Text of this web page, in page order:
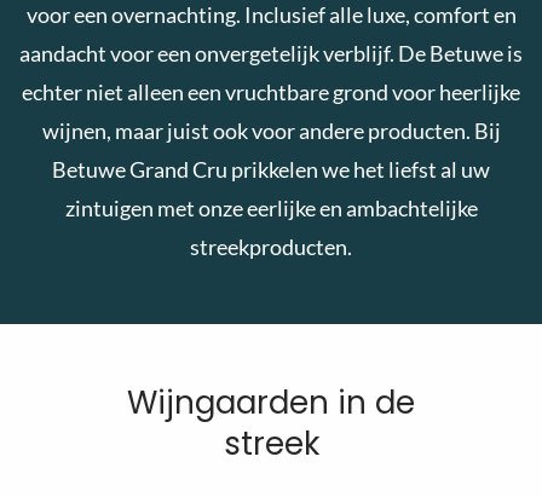
voor een overnachting. Inclusief alle luxe, comfort en
aandacht voor een onvergetelijk verblijf. De Betuwe is
echter niet alleen een vruchtbare grond voor heerlijke
wijnen, maar juist ook voor andere producten. Bij
Betuwe Grand Cru prikkelen we het liefst al uw
zintuigen met onze eerlijke en ambachtelijke
streekproducten.
Wijngaarden in de
streek